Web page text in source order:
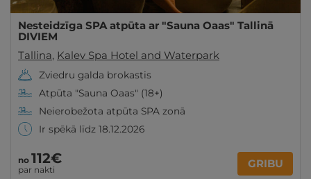
Nesteidzīga SPA atpūta ar "Sauna Oaas" Tallinā
DIVIEM
Tallina, Kalev Spa Hotel and Waterpark
Zviedru galda brokastis
Atpūta "Sauna Oaas" (18+)
Neierobežota atpūta SPA zonā
Ir spēkā līdz 18.12.2026
no 112€
par nakti GRIBU